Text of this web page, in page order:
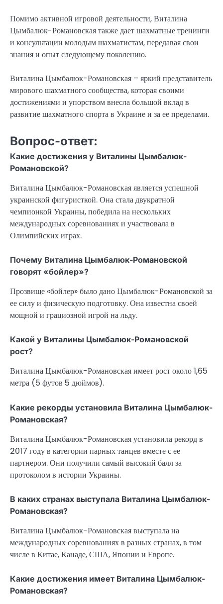
Помимо активной игровой деятельности, Виталина
Цымбалюк-Романовская также дает шахматные тренинги
и консультации молодым шахматистам, передавая свои
знания и опыт следующему поколению.
Виталина Цымбалюк-Романовская – яркий представитель
мирового шахматного сообщества, которая своими
достижениями и упорством внесла большой вклад в
развитие шахматного спорта в Украине и за ее пределами.
Вопрос-ответ:
Какие достижения у Виталины Цымбалюк-
Романовской?
Виталина Цымбалюк-Романовская является успешной
украинской фигуристкой. Она стала двукратной
чемпионкой Украины, победила на нескольких
международных соревнованиях и участвовала в
Олимпийских играх.
Почему Виталина Цымбалюк-Романовской
говорят «бойлер»?
Прозвище «бойлер» было дано Цымбалюк-Романовской за
ее силу и физическую подготовку. Она известна своей
мощной и грациозной игрой на льду.
Какой у Виталины Цымбалюк-Романовской
рост?
Виталина Цымбалюк-Романовская имеет рост около 1,65
метра (5 футов 5 дюймов).
Какие рекорды установила Виталина Цымбалюк-
Романовская?
Виталина Цымбалюк-Романовская установила рекорд в
2017 году в категории парных танцев вместе с ее
партнером. Они получили самый высокий балл за
протоколом в истории Украины.
В каких странах выступала Виталина Цымбалюк-
Романовская?
Виталина Цымбалюк-Романовская выступала на
международных соревнованиях в разных странах, в том
числе в Китае, Канаде, США, Японии и Европе.
Какие достижения имеет Виталина Цымбалюк-
Романовская?